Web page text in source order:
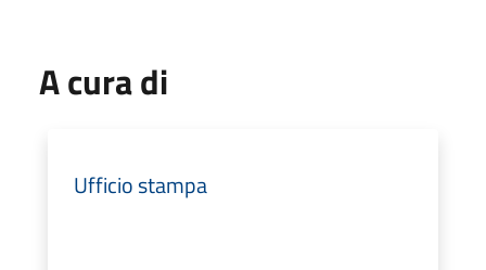
A cura di
Ufficio stampa